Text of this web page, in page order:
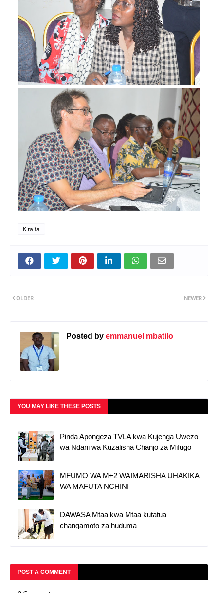
Kitaifa
NEWER
OLDER
Posted by emmanuel mbatilo
YOU MAY LIKE THESE POSTS
Pinda Apongeza TVLA kwa Kujenga Uwezo
wa Ndani wa Kuzalisha Chanjo za Mifugo
MFUMO WA M+2 WAIMARISHA UHAKIKA
WA MAFUTA NCHINI
DAWASA Mtaa kwa Mtaa kutatua
changamoto za huduma
POST A COMMENT